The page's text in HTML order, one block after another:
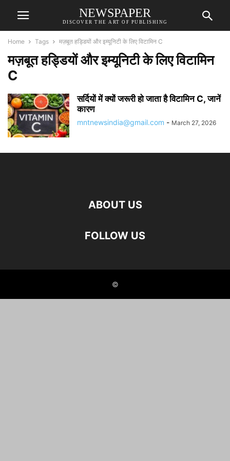
NEWSPAPER
DISCOVER THE ART OF PUBLISHING
Home Tags मज़बूत हड्डियों और इम्यूनिटी के लिए विटामिन C
मज़बूत हड्डियों और इम्यूनिटी के लिए विटामिन
C
सर्दियों में क्यों जरूरी हो जाता है विटामिन C, जानें
कारण
mntnewsindia@gmail.com - March 27, 2026
ABOUT US
FOLLOW US
©